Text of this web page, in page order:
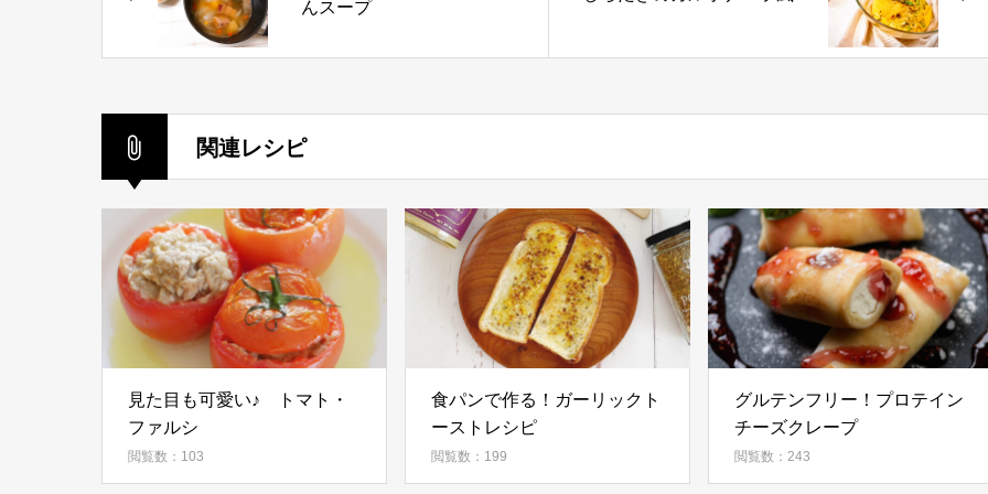
んスープ
関連レシピ
見た目も可愛い♪ トマト・
ファルシ
閲覧数：103
食パンで作る！ガーリックト
ーストレシピ
閲覧数：199
グルテンフリー！プロテイン
チーズクレープ
閲覧数：243